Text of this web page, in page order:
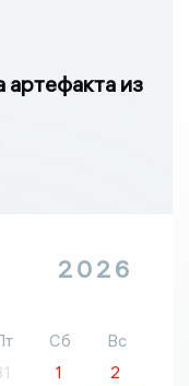
артефакта из
2026
Сб
Вс
1
2